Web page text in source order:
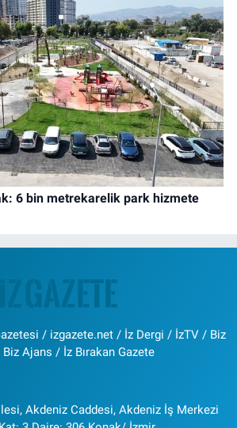
6 bin metrekarelik park hizmete
/ izgazete.net / İz Dergi / İzTV / Biz
Ajans / İz Bırakan Gazete
Akdeniz Caddesi, Akdeniz İş Merkezi